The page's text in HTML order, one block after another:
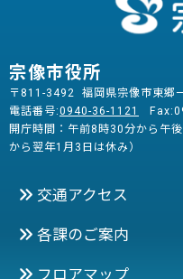
宗像市役所
〒811-3492 福岡県宗像市東郷
電話番号:0940-36-1121
開庁時間：午前8時30分から午
から翌年1月3日は休み）
交通アクセス
各課のご案内
フロアマップ